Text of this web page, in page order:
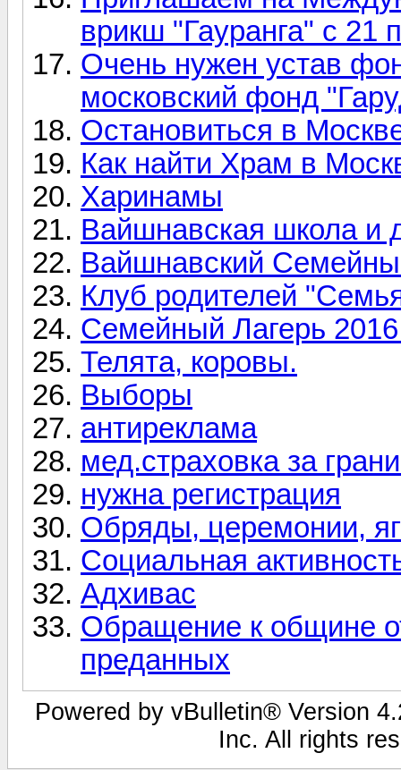
врикш "Гауранга" с 21
Очень нужен устав
московский фонд
Остановиться в
Как найти Храм в
Харинамы
Вайшнавская школа и
Вайшнавский
Клуб родителей
Семейный Лагерь
Телята, коровы.
Выборы
антиреклама
мед.страховка за
нужна регистрация
Обряды, церемонии,
Социальная
Адхивас
Обращение к общине
преданных
Powered by vBulletin® Version
Inc. All rights